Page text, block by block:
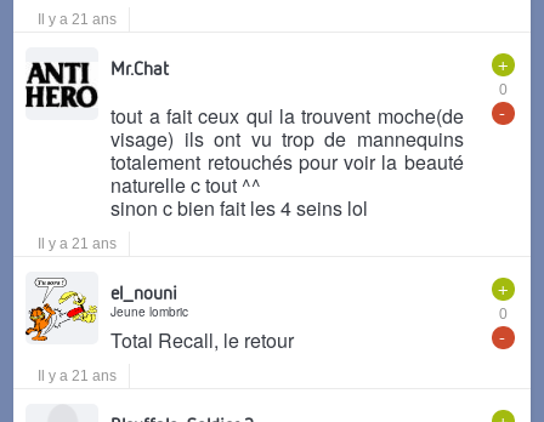
Il y a 21 ans
+
0
-
Mr.Chat
tout a fait ceux qui la trouvent moche(de
visage) ils ont vu trop de mannequins
totalement retouchés pour voir la beauté
naturelle c tout ^^
sinon c bien fait les 4 seins lol
Il y a 21 ans
+
0
-
el_nouni
Jeune lombric
Total Recall, le retour
Il y a 21 ans